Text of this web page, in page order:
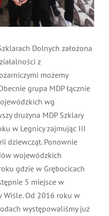
Dolnych założona
z
możemy
grupa MDP łącznie
wg
drużyna MDP Szklary
w Legnicy zajmując III
dziewcząt. Ponownie
wojewódzkich
gdzie w Grębocicach
5 miejsce w
Od 2016 roku w
występowaliśmy już